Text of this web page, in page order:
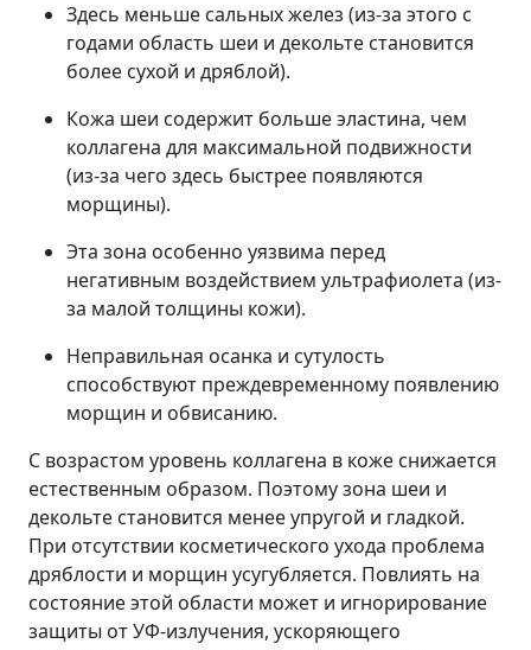
Здесь меньше сальных желез (из-за этого с
годами область шеи и декольте становится
более сухой и дряблой).
Кожа шеи содержит больше эластина, чем
коллагена для максимальной подвижности
(из-за чего здесь быстрее появляются
морщины).
Эта зона особенно уязвима перед
негативным воздействием ультрафиолета (из-
за малой толщины кожи).
Неправильная осанка и сутулость
способствуют преждевременному появлению
морщин и обвисанию.
С возрастом уровень коллагена в коже снижается
естественным образом. Поэтому зона шеи и
декольте становится менее упругой и гладкой.
При отсутствии косметического ухода проблема
дряблости и морщин усугубляется. Повлиять на
состояние этой области может и игнорирование
защиты от УФ-излучения, ускоряющего